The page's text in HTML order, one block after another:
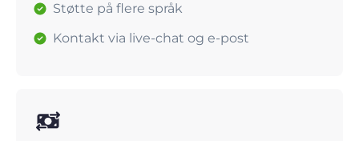
Støtte på flere språk
Kontakt via live-chat og e-post